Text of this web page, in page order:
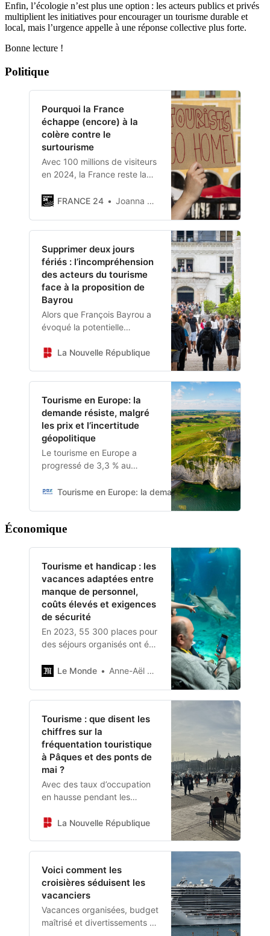
Enfin, l’écologie n’est plus une option : les acteurs publics et privés
multiplient les initiatives pour encourager un tourisme durable et
local, mais l’urgence appelle à une réponse collective plus forte.
Bonne lecture !
Politique
Pourquoi la France
échappe (encore) à la
colère contre le
surtourisme
Avec 100 millions de visiteurs
en 2024, la France reste la
touristique mondiale. Si
mouvement de…
FRANCE 24 Joanna YORK
Supprimer deux jours
fériés : l’incompréhension
des acteurs du tourisme
face à la proposition de
Bayrou
Alors que François Bayrou a
évoqué la potentielle
fériés pour redresser les
La Nouvelle République
Tourisme en Europe: la
demande résiste, malgré
les prix et l’incertitude
géopolitique
Le tourisme en Europe a
progressé de 3,3 % au
selon la Commission
recul, la demande reste
tourisme européen démontre
ainsi sa résilience face aux
pressions économiques
persistantes et aux
incertitudes géopolitiques.
Tourisme en Europe: la demande résiste, malgré les
Économique
Tourisme et handicap : les
vacances adaptées entre
manque de personnel,
coûts élevés et exigences
de sécurité
En 2023, 55 300 places pour
des séjours organisés ont été
ayant des besoins
pour la pérennité de leur
activité.
Le Monde Anne-Aël Durand
Tourisme : que disent les
chiffres sur la
fréquentation touristique
à Pâques et des ponts de
mai ?
Avec des taux d’occupation
en hausse pendant les
rapport de l’Observatoire
l’importance stratégique des
ponts et congés scolaires
pour l’économie touristique.
La Nouvelle République
Voici comment les
croisières séduisent les
vacanciers
Vacances organisées, budget
maîtrisé et divertissements à